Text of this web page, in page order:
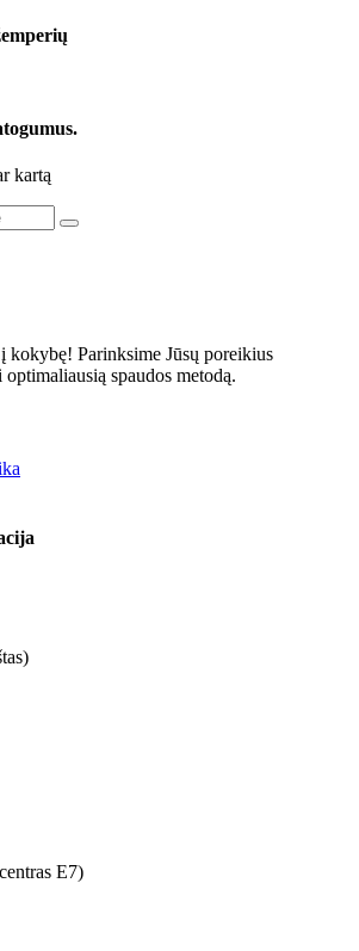
kartą
kokybę! Parinksime Jūsų poreikius
spaudos metodą.
E7)